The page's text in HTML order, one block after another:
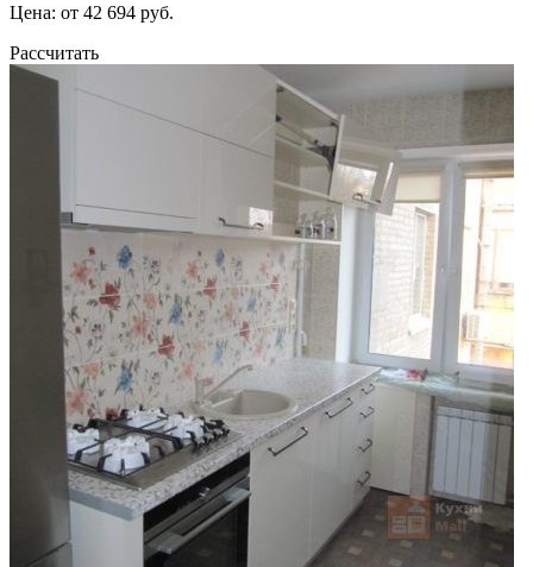
Цена: от 42 694 руб.
Рассчитать